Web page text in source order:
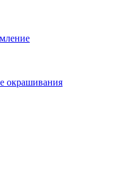
окрашивания